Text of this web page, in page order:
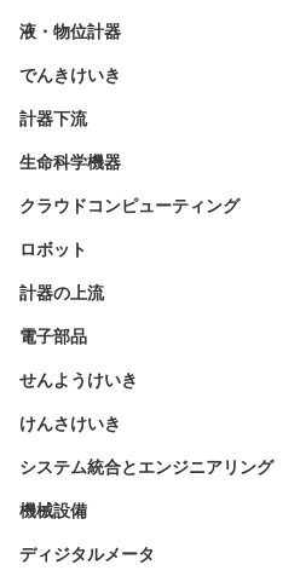
液・物位計器
でんきけいき
計器下流
生命科学機器
クラウドコンピューティング
ロボット
計器の上流
電子部品
せんようけいき
けんさけいき
システム統合とエンジニアリング
機械設備
ディジタルメータ